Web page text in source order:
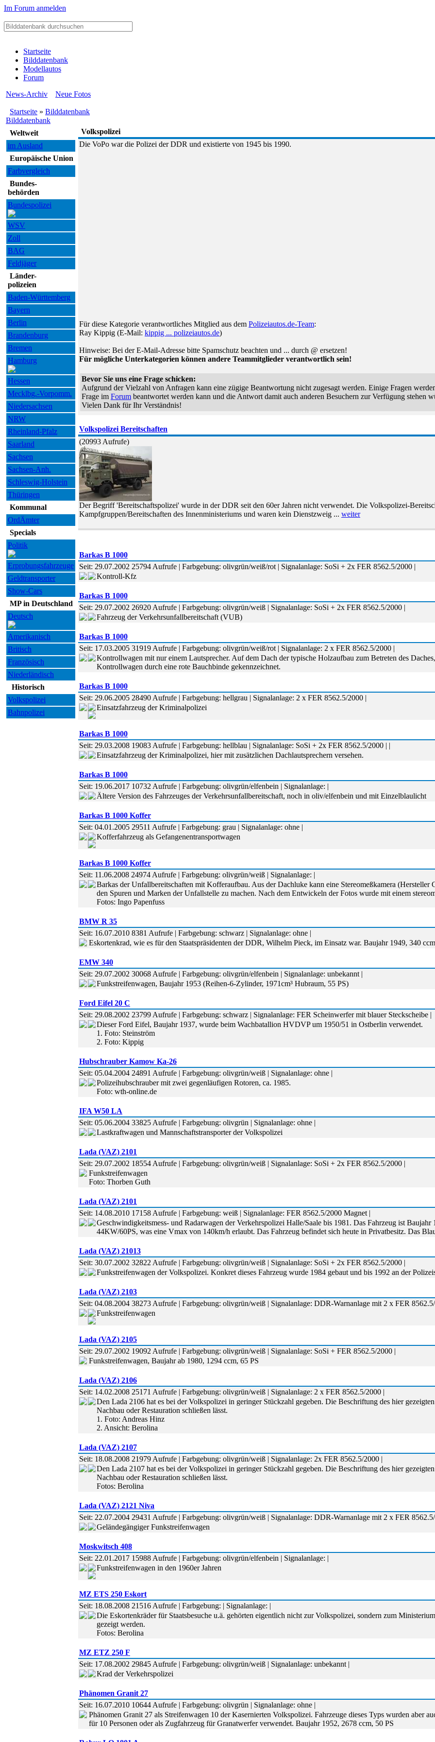
Im Forum anmelden
Startseite
Bilddatenbank
Modellautos
Forum
News-Archiv
Neue Fotos
Startseite » Bilddatenbank
Bilddatenbank
Weltweit
im Ausland
Europäische Union
Farbvergleich
Bundes-
behörden
Bundespolizei
WSV
Zoll
BAG
Feldjäger
Länder-
polizeien
Baden-Württemberg
Bayern
Berlin
Brandenburg
Bremen
Hamburg
Hessen
Mecklbg.-Vorpomm.
Niedersachsen
NRW
Rheinland-Pfalz
Saarland
Sachsen
Sachsen-Anh.
Schleswig-Holstein
Thüringen
Kommunal
OrdÄmter
Specials
Politik
Erprobungsfahrzeuge
Geldtransporter
Show-Cars
MP in Deutschland
Deutsch
Amerikanisch
Britisch
Französisch
Niederländisch
Historisch
Volkspolizei
Bahnpolizei
Volkspolizei
Die VoPo war die Polizei der DDR und existierte von 1945 bis 1990.
Für diese Kategorie verantwortliches Mitglied aus dem Polizeiautos.de-Team:
Ray Kippig (E-Mail: kippig ... polizeiautos.de)
Hinweise: Bei der E-Mail-Adresse bitte Spamschutz beachten und ... durch @ ersetzen!
Für mögliche Unterkategorien können andere Teammitglieder verantwortlich sein!
Bevor Sie uns eine Frage schicken:
Aufgrund der Vielzahl von Anfragen kann eine zügige Beantwortung nicht zugesagt werden. Einige Fragen
Frage im Forum beantwortet werden kann und die Antwort damit auch anderen Besuchern zur Verfügung stehen
Vielen Dank für Ihr Verständnis!
Volkspolizei Bereitschaften
(20993 Aufrufe)
Der Begriff 'Bereitschaftspolizei' wurde in der DDR seit den 60er Jahren nicht verwendet. Die Volkspolizei-
Kampfgruppen/Bereitschaften des Innenministeriums und waren kein Dienstzweig ... weiter
Barkas B 1000
Seit: 29.07.2002 25794 Aufrufe | Farbgebung: olivgrün/weiß/rot | Signalanlage: SoSi + 2x FER 8562.5/2000 |
Kontroll-Kfz
Barkas B 1000
Seit: 29.07.2002 26920 Aufrufe | Farbgebung: olivgrün/weiß | Signalanlage: SoSi + 2x FER 8562.5/2000 |
Fahrzeug der Verkehrsunfallbereitschaft (VUB)
Barkas B 1000
Seit: 17.03.2005 31919 Aufrufe | Farbgebung: olivgrün/weiß/rot | Signalanlage: 2 x FER 8562.5/2000 |
Kontrollwagen mit nur einem Lautsprecher. Auf dem Dach der typische Holzaufbau zum Betreten des
Kontrollwagen durch eine rote Bauchbinde gekennzeichnet.
Barkas B 1000
Seit: 29.06.2005 28490 Aufrufe | Farbgebung: hellgrau | Signalanlage: 2 x FER 8562.5/2000 |
Einsatzfahrzeug der Kriminalpolizei
Barkas B 1000
Seit: 29.03.2008 19083 Aufrufe | Farbgebung: hellblau | Signalanlage: SoSi + 2x FER 8562.5/2000 | |
Einsatzfahrzeug der Kriminalpolizei, hier mit zusätzlichen Dachlautsprechern versehen.
Barkas B 1000
Seit: 19.06.2017 10732 Aufrufe | Farbgebung: olivgrün/elfenbein | Signalanlage: |
Ältere Version des Fahrzeuges der Verkehrsunfallbereitschaft, noch in oliv/elfenbein und mit Einzelblaulicht
Barkas B 1000 Koffer
Seit: 04.01.2005 29511 Aufrufe | Farbgebung: grau | Signalanlage: ohne |
Kofferfahrzeug als Gefangenentransportwagen
Barkas B 1000 Koffer
Seit: 11.06.2008 24974 Aufrufe | Farbgebung: olivgrün/weiß | Signalanlage: |
Barkas der Unfallbereitschaften mit Kofferaufbau. Aus der Dachluke kann eine Stereomeßkamera (Hersteller
den Spuren und Marken der Unfallstelle zu machen. Nach dem Entwickeln der Fotos wurde mit einem
Fotos: Ingo Papenfuss
BMW R 35
Seit: 16.07.2010 8381 Aufrufe | Farbgebung: schwarz | Signalanlage: ohne |
Eskortenkrad, wie es für den Staatspräsidenten der DDR, Wilhelm Pieck, im Einsatz war. Baujahr 1949, 340
EMW 340
Seit: 29.07.2002 30068 Aufrufe | Farbgebung: olivgrün/elfenbein | Signalanlage: unbekannt |
Funkstreifenwagen, Baujahr 1953 (Reihen-6-Zylinder, 1971cm³ Hubraum, 55 PS)
Ford Eifel 20 C
Seit: 29.08.2002 23799 Aufrufe | Farbgebung: schwarz | Signalanlage: FER Scheinwerfer mit blauer Steckscheibe |
Dieser Ford Eifel, Baujahr 1937, wurde beim Wachbatallion HVDVP um 1950/51 in Ostberlin verwendet.
1. Foto: Steinström
2. Foto: Kippig
Hubschrauber Kamow Ka-26
Seit: 05.04.2004 24891 Aufrufe | Farbgebung: olivgrün/weiß | Signalanlage: ohne |
Polizeihubschrauber mit zwei gegenläufigen Rotoren, ca. 1985.
Foto: wth-online.de
IFA W50 LA
Seit: 05.06.2004 33825 Aufrufe | Farbgebung: olivgrün | Signalanlage: ohne |
Lastkraftwagen und Mannschaftstransporter der Volkspolizei
Lada (VAZ) 2101
Seit: 29.07.2002 18554 Aufrufe | Farbgebung: olivgrün/weiß | Signalanlage: SoSi + 2x FER 8562.5/2000 |
Funkstreifenwagen
Foto: Thorben Guth
Lada (VAZ) 2101
Seit: 14.08.2010 17158 Aufrufe | Farbgebung: weiß | Signalanlage: FER 8562.5/2000 Magnet |
Geschwindigkeitsmess- und Radarwagen der Verkehrspolizei Halle/Saale bis 1981. Das Fahrzeug ist
44KW/60PS, was eine Vmax von 140km/h erlaubt. Das Fahrzeug befindet sich heute in Privatbesitz. Das
Lada (VAZ) 21013
Seit: 30.07.2002 32822 Aufrufe | Farbgebung: olivgrün/weiß | Signalanlage: SoSi + 2x FER 8562.5/2000 |
Funkstreifenwagen der Volkspolizei. Konkret dieses Fahrzeug wurde 1984 gebaut und bis 1992 an der
Lada (VAZ) 2103
Seit: 04.08.2004 38273 Aufrufe | Farbgebung: olivgrün/weiß | Signalanlage: DDR-Warnanlage mit 2 x FER
Funkstreifenwagen
Lada (VAZ) 2105
Seit: 29.07.2002 19092 Aufrufe | Farbgebung: olivgrün/weiß | Signalanlage: SoSi + FER 8562.5/2000 |
Funkstreifenwagen, Baujahr ab 1980, 1294 ccm, 65 PS
Lada (VAZ) 2106
Seit: 14.02.2008 25171 Aufrufe | Farbgebung: olivgrün/weiß | Signalanlage: 2 x FER 8562.5/2000 |
Den Lada 2106 hat es bei der Volkspolizei in geringer Stückzahl gegeben. Die Beschriftung des hier
Nachbau oder Restauration schließen lässt.
1. Foto: Andreas Hinz
2. Ansicht: Berolina
Lada (VAZ) 2107
Seit: 18.08.2008 21979 Aufrufe | Farbgebung: olivgrün/weiß | Signalanlage: 2x FER 8562.5/2000 |
Den Lada 2107 hat es bei der Volkspolizei in geringer Stückzahl gegeben. Die Beschriftung des hier
Nachbau oder Restauration schließen lässt.
Fotos: Berolina
Lada (VAZ) 2121 Niva
Seit: 22.07.2004 29431 Aufrufe | Farbgebung: olivgrün/weiß | Signalanlage: DDR-Warnanlage mit 2 x FER
Geländegängiger Funkstreifenwagen
Moskwitsch 408
Seit: 22.01.2017 15988 Aufrufe | Farbgebung: olivgrün/elfenbein | Signalanlage: |
Funkstreifenwagen in den 1960er Jahren
MZ ETS 250 Eskort
Seit: 18.08.2008 21516 Aufrufe | Farbgebung: | Signalanlage: |
Die Eskortenkräder für Staatsbesuche u.ä. gehörten eigentlich nicht zur Volkspolizei, sondern zum
gezeigt werden.
Fotos: Berolina
MZ ETZ 250 F
Seit: 17.08.2002 29845 Aufrufe | Farbgebung: olivgrün/weiß | Signalanlage: unbekannt |
Krad der Verkehrspolizei
Phänomen Granit 27
Seit: 16.07.2010 10644 Aufrufe | Farbgebung: olivgrün | Signalanlage: ohne |
Phänomen Granit 27 als Streifenwagen 10 der Kasernierten Volkspolizei. Fahrzeuge dieses Typs wurden aber
für 10 Personen oder als Zugfahrzeug für Granatwerfer verwendet. Baujahr 1952, 2678 ccm, 50 PS